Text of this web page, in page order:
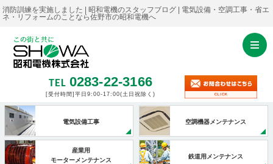
消防訓練を実施しました | 昭和電機のスタッフブログ | 電気設備・空調工事・省エ
ネ・リフォームのことなら佐野市の昭和電機へ
TEL 0283-22-3166
[受付時間]平日9:00-17:00(土日祝除く)
電気設備工事 空調機器メンテナンス
産業用
モーターメンテナンス
鉄道用メンテナンス